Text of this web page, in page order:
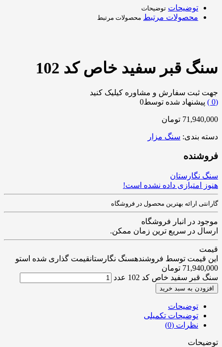
توضیحات توضیحات
محصولات مرتبط محصولات مرتبط
سنگ قبر سفید خاص کد 102
جهت ثبت سفارش و مشاوره کیلیک کنید
0
) پیشنهاد شده توسط0
71,940,000 تومان
دسته بندی: سنگ مزار
فروشنده
سنگ نگارستان
هنوز امتیازی داده نشده است!
گارانتی ارائه بهترین محصول در فروشگاه
موجود در انبار فروشگاه
ارسال در سریع ترین زمان ممکن.
قیمت
این قیمت توسط فروشندهسنگ نگارستانقیمت گذاری شده استو
71,940,000 تومان
سنگ قبر سفید خاص کد 102 عدد
افزودن به سبد خرید
توضیحات
توضیحات تکمیلی
نظرات (0)
توضیحات